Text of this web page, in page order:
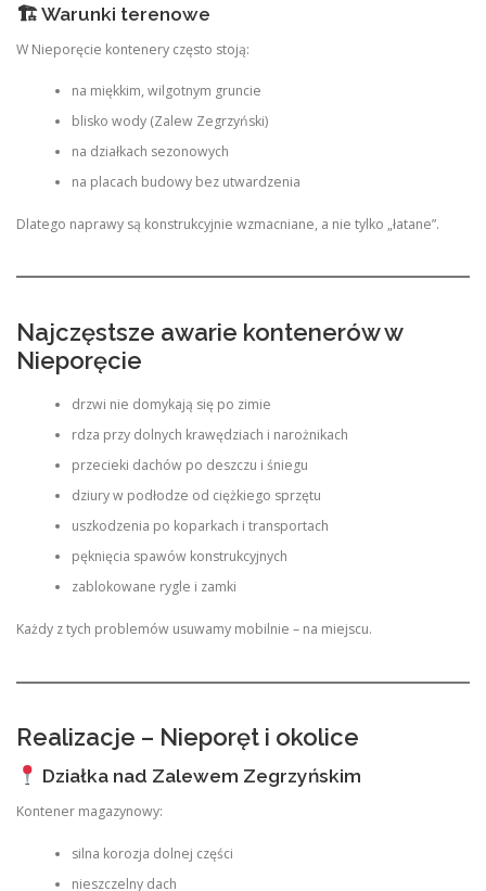
🏗 Warunki terenowe
W Nieporęcie kontenery często stoją:
na miękkim, wilgotnym gruncie
blisko wody (Zalew Zegrzyński)
na działkach sezonowych
na placach budowy bez utwardzenia
Dlatego naprawy są konstrukcyjnie wzmacniane, a nie tylko „łatane”.
Najczęstsze awarie kontenerów w
Nieporęcie
drzwi nie domykają się po zimie
rdza przy dolnych krawędziach i narożnikach
przecieki dachów po deszczu i śniegu
dziury w podłodze od ciężkiego sprzętu
uszkodzenia po koparkach i transportach
pęknięcia spawów konstrukcyjnych
zablokowane rygle i zamki
Każdy z tych problemów usuwamy mobilnie – na miejscu.
Realizacje – Nieporęt i okolice
Działka nad Zalewem Zegrzyńskim
Kontener magazynowy:
silna korozja dolnej części
nieszczelny dach